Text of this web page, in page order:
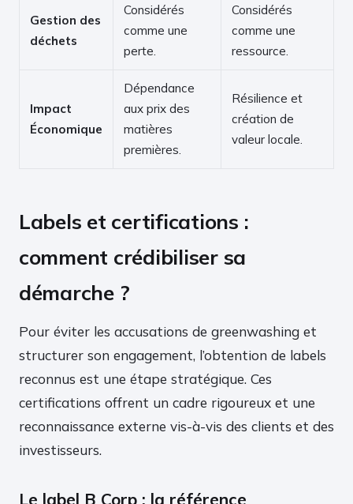
Gestion des
déchets
Considérés
comme une
perte.
Considérés
comme une
ressource.
Impact
Économique
Dépendance
aux prix des
matières
premières.
Résilience et
création de
valeur locale.
Labels et certifications :
comment crédibiliser sa
démarche ?
Pour éviter les accusations de greenwashing et
structurer son engagement, l’obtention de labels
reconnus est une étape stratégique. Ces
certifications offrent un cadre rigoureux et une
reconnaissance externe vis-à-vis des clients et des
investisseurs.
Le label B Corp : la référence